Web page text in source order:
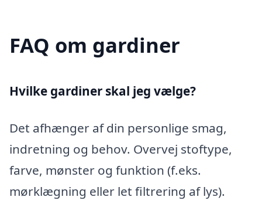
FAQ om gardiner
Hvilke gardiner skal jeg vælge?
Det afhænger af din personlige smag,
indretning og behov. Overvej stoftype,
farve, mønster og funktion (f.eks.
mørklægning eller let filtrering af lys).